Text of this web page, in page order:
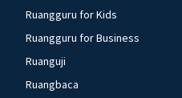
Ruangguru for Kids
Ruangguru for Business
Ruanguji
Ruangbaca